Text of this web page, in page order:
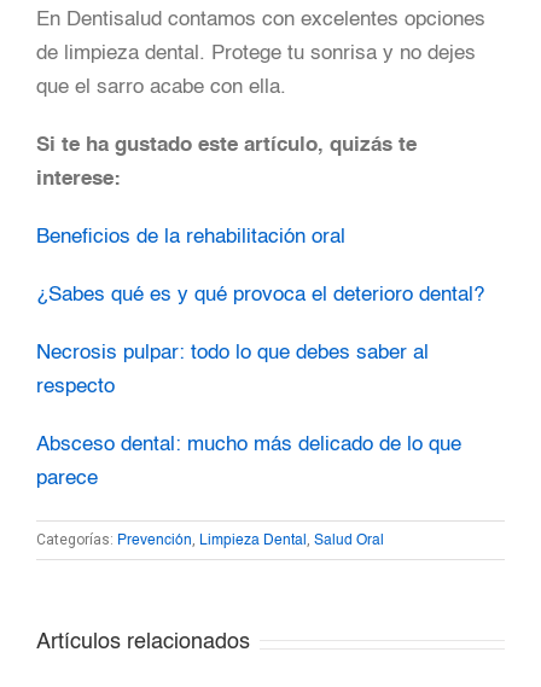
En Dentisalud contamos con excelentes opciones
de limpieza dental. Protege tu sonrisa y no dejes
que el sarro acabe con ella.
Si te ha gustado este artículo, quizás te
interese:
Beneficios de la rehabilitación oral
¿Sabes qué es y qué provoca el deterioro dental?
Necrosis pulpar: todo lo que debes saber al
respecto
Absceso dental: mucho más delicado de lo que
parece
Categorías: Prevención, Limpieza Dental , Salud Oral
Artículos relacionados